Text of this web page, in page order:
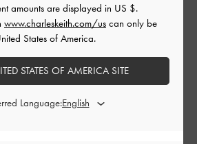
2026-04-25
amounts are displayed in US $.
www.charleskeith.com/us can only be
States of America.
STATES OF AMERICA SITE
Language: